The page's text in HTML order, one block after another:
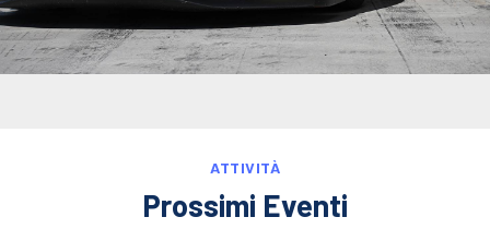
CONTATTI
DOVE SIAMO
ATTIVITÀ
Prossimi Eventi